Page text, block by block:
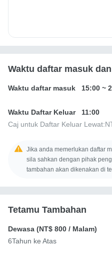
Waktu daftar masuk
Waktu daftar masuk 15:00 ~
Waktu Daftar Keluar
11:00
Caj untuk Daftar Keluar Lewat:
Jika anda memerlukan daftar
sila sahkan dengan pihak
tambahan akan dikenakan di
Tetamu Tambahan
Dewasa (NT$ 800 / Malam)
6Tahun ke Atas